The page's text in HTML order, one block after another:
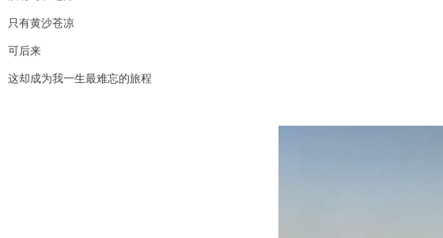
只有黄沙苍凉
可后来
这却成为我一生最难忘的旅程